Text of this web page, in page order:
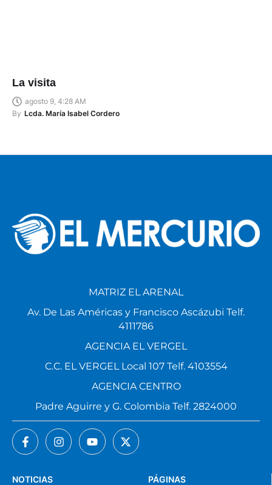
La visita
agosto 9, 4:28 AM
By Lcda. María Isabel Cordero
PÁGINAS
NOTICIAS
MATRIZ EL ARENAL
Av. De Las Américas y Francisco Ascázubi Telf.
4111786
AGENCIA EL VERGEL
C.C. EL VERGEL Local 107 Telf. 4103554
AGENCIA CENTRO
Padre Aguirre y G. Colombia Telf. 2824000